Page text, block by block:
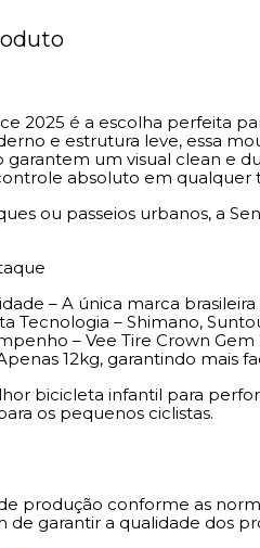
2025 é a escolha perfeita
e estrutura leve, essa
um visual clean e
absoluto em qualquer
ou passeios urbanos, a
– A única marca
Tecnologia – Shimano,
– Vee Tire Crown
12kg, garantindo mais
bicicleta infantil para
os pequenos ciclistas.
produção conforme as
de garantir a qualidade dos